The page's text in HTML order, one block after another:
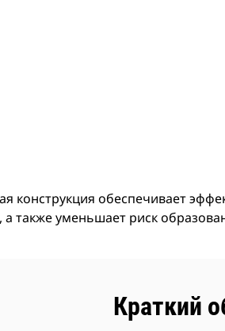
конструкция обеспечивает
а также уменьшает риск
Краткий